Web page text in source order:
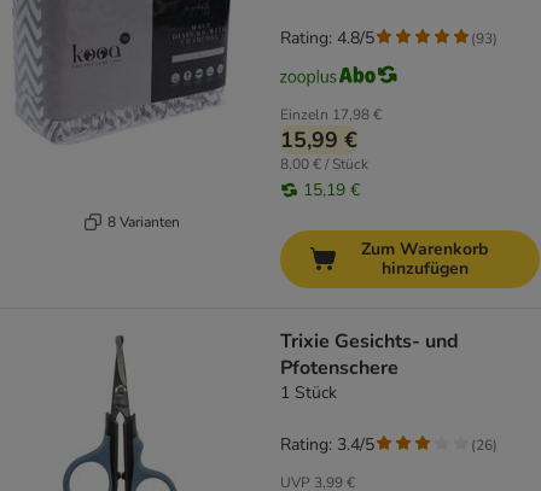
8 Varianten
Einzeln 17,98 €
15,99 €
8,00 € / Stück
15,19 €
Rating: 4.8/5 (93)
Zum Warenkorb
hinzufügen
Trixie Gesichts- und
Pfotenschere
1 Stück
UVP 3,99 €
Rating: 3.4/5 (26)